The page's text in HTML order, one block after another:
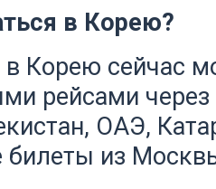
в Корею?
в Корею сейчас
рейсами
ОАЭ,
билеты из